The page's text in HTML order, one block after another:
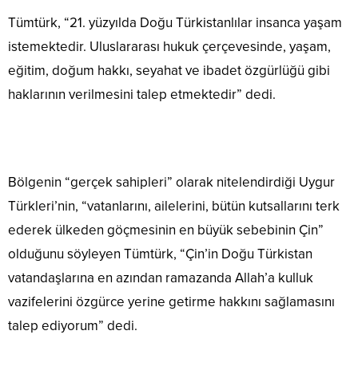
Tümtürk, “21. yüzyılda Doğu Türkistanlılar insanca yaşam
istemektedir. Uluslararası hukuk çerçevesinde, yaşam,
eğitim, doğum hakkı, seyahat ve ibadet özgürlüğü gibi
haklarının verilmesini talep etmektedir” dedi.
Bölgenin “gerçek sahipleri” olarak nitelendirdiği Uygur
Türkleri’nin, “vatanlarını, ailelerini, bütün kutsallarını terk
ederek ülkeden göçmesinin en büyük sebebinin Çin”
olduğunu söyleyen Tümtürk, “Çin’in Doğu Türkistan
vatandaşlarına en azından ramazanda Allah’a kulluk
vazifelerini özgürce yerine getirme hakkını sağlamasını
talep ediyorum” dedi.